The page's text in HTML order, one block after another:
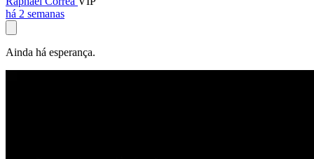
há 2 semanas
Ainda há esperança.